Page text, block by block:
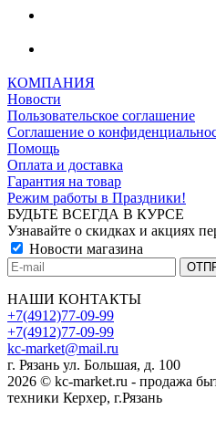
КОМПАНИЯ
Новости
Пользовательское соглашение
Соглашение о
Помощь
Оплата и доставка
Гарантия на товар
Режим работы в Праздники!
БУДЬТЕ ВСЕГДА В КУРСЕ
Узнавайте о скидках и акциях
Новости магазина
НАШИ КОНТАКТЫ
+7(4912)77-09-99
+7(4912)77-09-99
kc-market@mail.ru
г. Рязань ул. Большая, д. 100
2026 © kc-market.ru - продажа
техники Керхер, г.Рязань